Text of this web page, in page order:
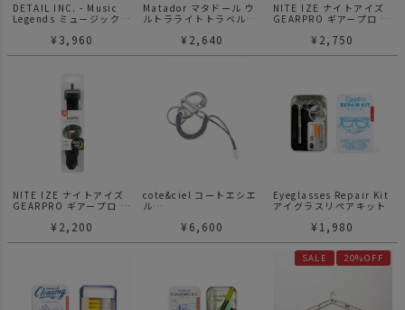
DETAIL INC. - Music
Legends ミュージックレ
¥ 3,960
Matador マタドール ウ
ルトラライトトラベルタ
¥ 2,640
NITE IZE ナイトアイズ
GEARPRO ギアープロ ユ
プ 24インチ 61cm
¥ 2,750
NITE IZE ナイトアイズ
GEARPRO ギアープロ ユ
プ 18インチ 45.7cm
¥ 2,200
cote&ciel コートエシエ
ル
レットゴー
¥ 6,600
Eyeglasses Repair Kit
アイグラスリペアキット
¥ 1,980
SALE 20%OFF